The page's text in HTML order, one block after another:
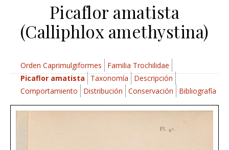
Picaflor amatista
(Calliphlox amethystina)
Orden Caprimulgiformes
Familia Trochilidae
Picaflor amatista
Taxonomía
Descripción
Comportamiento
Distribución Conservación Bibliografía